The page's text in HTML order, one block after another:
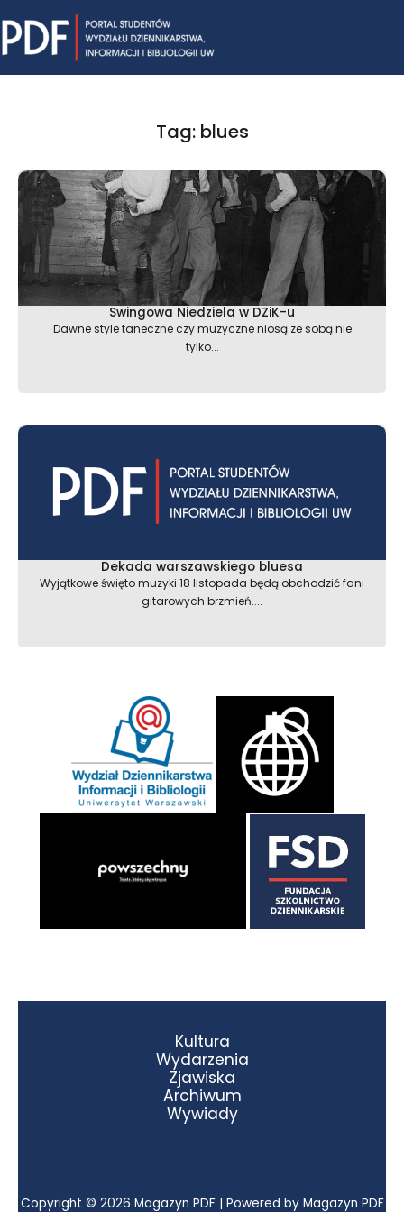
to
content
Tag: blues
Swingowa Niedziela w DZiK-u
Dawne style taneczne czy muzyczne niosą ze sobą nie
tylko...
Dekada warszawskiego bluesa
Wyjątkowe święto muzyki 18 listopada będą obchodzić fani
gitarowych brzmień....
Kultura
Wydarzenia
Zjawiska
Archiwum
Wywiady
Copyright © 2026 Magazyn PDF | Powered by Magazyn PDF